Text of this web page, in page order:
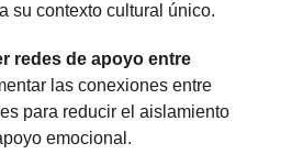
su contexto cultural único.
redes de apoyo entre
las conexiones entre
para reducir el aislamiento
emocional.